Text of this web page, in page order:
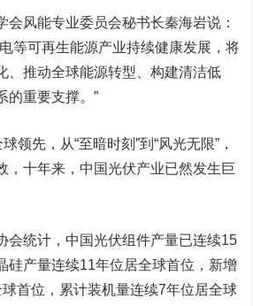
风能专业委员会秘书长秦海岩说：
等可再生能源产业持续健康发展，将
、推动全球能源转型、构建清洁低
的重要支撑。”
先，从“至暗时刻”到“风光无限”，
，十年来，中国光伏产业已然发生巨
统计，中国光伏组件产量已连续15
硅产量连续11年位居全球首位，新增
首位，累计装机量连续7年位居全球